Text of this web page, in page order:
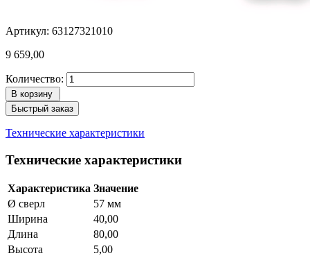
Артикул: 63127321010
9 659,00
Количество:
В корзину
Быстрый заказ
Технические характеристики
Технические характеристики
Характеристика Значение
Ø сверл
57 мм
Ширина
40,00
Длина
80,00
Высота
5,00